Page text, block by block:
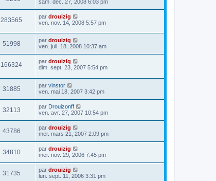
sam. déc. 27, 2008 6:03 pm
283565 par drouizig
ven. nov. 14, 2008 5:57 pm
51998 par drouizig
ven. juil. 18, 2008 10:37 am
166324 par drouizig
dim. sept. 23, 2007 5:54 pm
31885 par vinstor
ven. mai 18, 2007 3:42 pm
32113 par Drouizonff
ven. avr. 27, 2007 10:54 pm
43786 par drouizig
mer. mars 21, 2007 2:09 pm
34810 par drouizig
mer. nov. 29, 2006 7:45 pm
31735 par drouizig
lun. sept. 11, 2006 3:31 pm